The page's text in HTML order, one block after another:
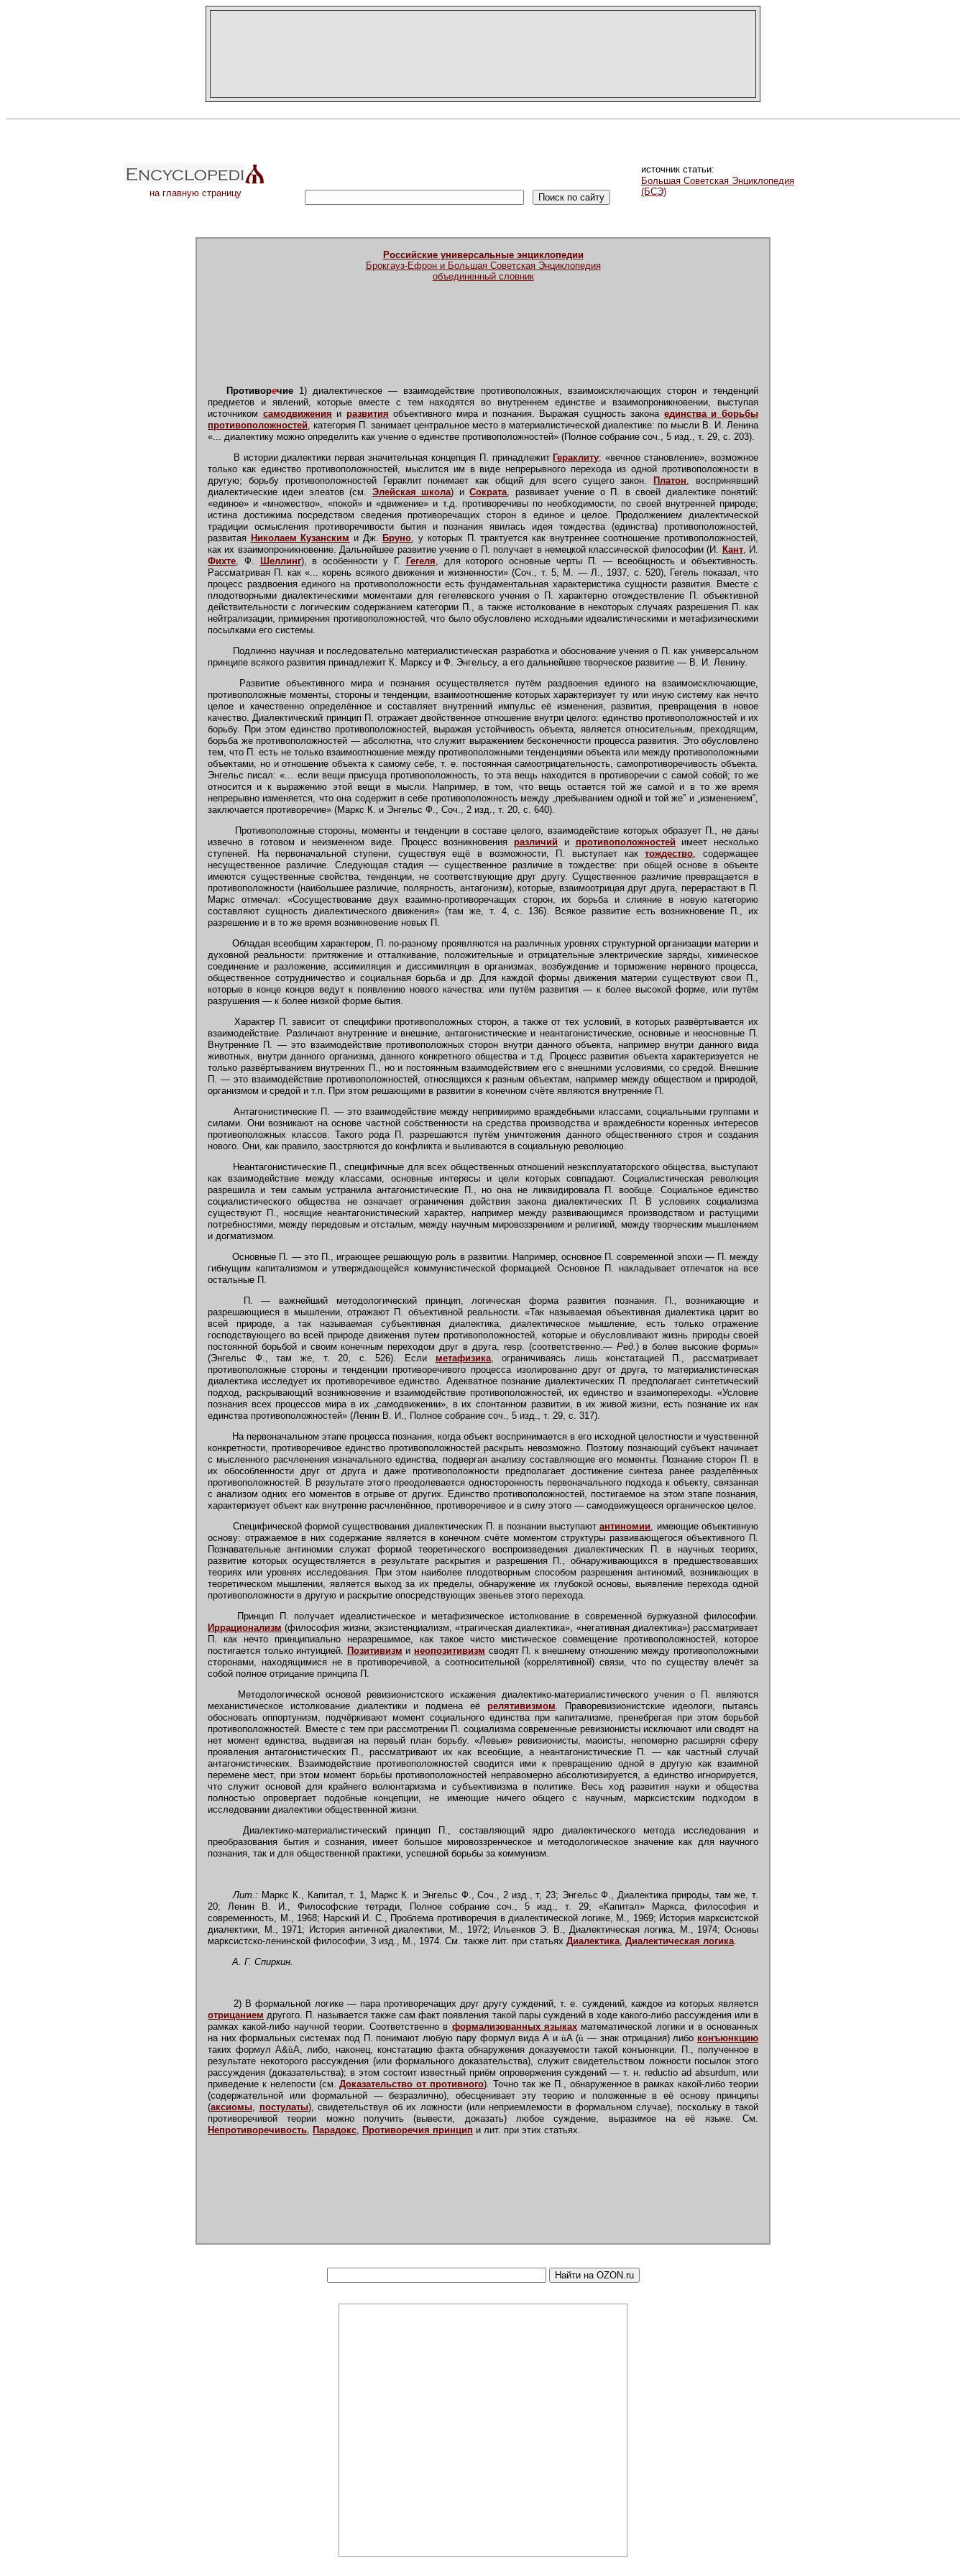
на главную страницу
источник статьи:
Большая Советская Энциклопедия
(БСЭ)
Российские универсальные энциклопедии
Брокгауз-Ефрон и Большая Советская Энциклопедия
объединенный словник
Противоречие 1) диалектическое — взаимодействие противоположных, взаимоисключающих сторон и тенденций
предметов и явлений, которые вместе с тем находятся во внутреннем единстве и взаимопроникновении, выступая
источником самодвижения и развития объективного мира и познания. Выражая сущность закона единства и борьбы
противоположностей, категория П. занимает центральное место в материалистической диалектике: по мысли В. И. Ленина
«... диалектику можно определить как учение о единстве противоположностей» (Полное собрание соч., 5 изд., т. 29, с. 203).
В истории диалектики первая значительная концепция П. принадлежит Гераклиту: «вечное становление», возможное
только как единство противоположностей, мыслится им в виде непрерывного перехода из одной противоположности в
другую; борьбу противоположностей Гераклит понимает как общий для всего сущего закон.
Платон, воспринявший
диалектические идеи элеатов (см. Элейская школа) иСократа, развивает учение о П. в своей диалектике понятий:
«единое» и «множество», «покой» и «движение» и т.д. противоречивы по необходимости, по своей внутренней природе;
истина достижима посредством сведения противоречащих сторон в единое и целое. Продолжением диалектической
традиции осмысления противоречивости бытия и познания явилась идея тождества (единства) противоположностей,
развитая Николаем Кузанским и Дж. Бруно, у которых П. трактуется как внутреннее соотношение противоположностей,
как их взаимопроникновение. Дальнейшее развитие учение о П. получает в немецкой классической философии (И. Кант, И.
Фихте, Ф. Шеллинг), в особенности у Г. Гегеля, для которого основные черты П. — всеобщность и объективность.
Рассматривая П. как «... корень всякого движения и жизненности» (Соч., т. 5, М. — Л., 1937, с. 520), Гегель показал, что
процесс раздвоения единого на противоположности есть фундаментальная характеристика сущности развития. Вместе с
плодотворными диалектическими моментами для гегелевского учения о П. характерно отождествление П. объективной
действительности с логическим содержанием категории П., а также истолкование в некоторых случаях разрешения П. как
нейтрализации, примирения противоположностей, что было обусловлено исходными идеалистическими и метафизическими
посылками его системы.
Подлинно научная и последовательно материалистическая разработка и обоснование учения о П. как универсальном
принципе всякого развития принадлежит К. Марксу и Ф. Энгельсу, а его дальнейшее творческое развитие — В. И. Ленину.
Развитие объективного мира и познания осуществляется путём раздвоения единого на взаимоисключающие,
противоположные моменты, стороны и тенденции, взаимоотношение которых характеризует ту или иную систему как нечто
целое и качественно определённое и составляет внутренний импульс её изменения, развития, превращения в новое
качество. Диалектический принцип П. отражает двойственное отношение внутри целого: единство противоположностей и их
борьбу. При этом единство противоположностей, выражая устойчивость объекта, является относительным, преходящим,
борьба же противоположностей — абсолютна, что служит выражением бесконечности процесса развития. Это обусловлено
тем, что П. есть не только взаимоотношение между противоположными тенденциями объекта или между противоположными
объектами, но и отношение объекта к самому себе, т. е. постоянная самоотрицательность, самопротиворечивость объекта.
Энгельс писал: «... если вещи присуща противоположность, то эта вещь находится в противоречии с самой собой; то же
относится и к выражению этой вещи в мысли. Например, в том, что вещь остается той же самой и в то же время
непрерывно изменяется, что она содержит в себе противоположность между „пребыванием одной и той же” и „изменением”,
заключается противоречие» (Маркс К. и Энгельс Ф., Соч., 2 изд., т. 20, с. 640).
Противоположные стороны, моменты и тенденции в составе целого, взаимодействие которых образует П., не даны
извечно в готовом и неизменном виде. Процесс возникновения различий и противоположностей имеет несколько
ступеней. На первоначальной ступени, существуя ещё в возможности, П. выступает кактождество, содержащее
несущественное различие. Следующая стадия — существенное различие в тождестве: при общей основе в объекте
имеются существенные свойства, тенденции, не соответствующие друг другу. Существенное различие превращается в
противоположности (наибольшее различие, полярность, антагонизм), которые, взаимоотрицая друг друга, перерастают в П.
Маркс отмечал: «Сосуществование двух взаимно-противоречащих сторон, их борьба и слияние в новую категорию
составляют сущность диалектического движения» (там же, т. 4, с. 136). Всякое развитие есть возникновение П., их
разрешение и в то же время возникновение новых П.
Обладая всеобщим характером, П. по-разному проявляются на различных уровнях структурной организации материи и
духовной реальности: притяжение и отталкивание, положительные и отрицательные электрические заряды, химическое
соединение и разложение, ассимиляция и диссимиляция в организмах, возбуждение и торможение нервного процесса,
общественное сотрудничество и социальная борьба и др. Для каждой формы движения материи существуют свои П.,
которые в конце концов ведут к появлению нового качества: или путём развития — к более высокой форме, или путём
разрушения — к более низкой форме бытия.
Характер П. зависит от специфики противоположных сторон, а также от тех условий, в которых развёртывается их
взаимодействие. Различают внутренние и внешние, антагонистические и неантагонистические, основные и неосновные П.
Внутренние П. — это взаимодействие противоположных сторон внутри данного объекта, например внутри данного вида
животных, внутри данного организма, данного конкретного общества и т.д. Процесс развития объекта характеризуется не
только развёртыванием внутренних П., но и постоянным взаимодействием его с внешними условиями, со средой. Внешние
П. — это взаимодействие противоположностей, относящихся к разным объектам, например между обществом и природой,
организмом и средой и т.п. При этом решающими в развитии в конечном счёте являются внутренние П.
Антагонистические П. — это взаимодействие между непримиримо враждебными классами, социальными группами и
силами. Они возникают на основе частной собственности на средства производства и враждебности коренных интересов
противоположных классов. Такого рода П. разрешаются путём уничтожения данного общественного строя и создания
нового. Они, как правило, заостряются до конфликта и выливаются в социальную революцию.
Неантагонистические П., специфичные для всех общественных отношений неэксплуататорского общества, выступают
как взаимодействие между классами, основные интересы и цели которых совпадают. Социалистическая революция
разрешила и тем самым устранила антагонистические П., но она не ликвидировала П. вообще. Социальное единство
социалистического общества не означает ограничения действия закона диалектических П. В условиях социализма
существуют П., носящие неантагонистический характер, например между развивающимся производством и растущими
потребностями, между передовым и отсталым, между научным мировоззрением и религией, между творческим мышлением
и догматизмом.
Основные П. — это П., играющее решающую роль в развитии. Например, основное П. современной эпохи — П. между
гибнущим капитализмом и утверждающейся коммунистической формацией. Основное П. накладывает отпечаток на все
остальные П.
П. — важнейший методологический принцип, логическая форма развития познания. П., возникающие и
разрешающиеся в мышлении, отражают П. объективной реальности. «Так называемая объективная диалектика царит во
всей природе, а так называемая субъективная диалектика, диалектическое мышление, есть только отражение
господствующего во всей природе движения путем противоположностей, которые и обусловливают жизнь природы своей
постоянной борьбой и своим конечным переходом друг в друга, resp. (соответственно.— Ред.) в более высокие формы»
(Энгельс Ф., там же, т. 20, с. 526). Если метафизика,
ограничиваясь лишь констатацией П., рассматривает
противоположные стороны и тенденции противоречивого процесса изолированно друг от друга, то материалистическая
диалектика исследует их противоречивое единство. Адекватное познание диалектических П. предполагает синтетический
подход, раскрывающий возникновение и взаимодействие противоположностей, их единство и взаимопереходы. «Условие
познания всех процессов мира в их „самодвижении», в их спонтанном развитии, в их живой жизни, есть познание их как
единства противоположностей» (Ленин В. И., Полное собрание соч., 5 изд., т. 29, с. 317).
На первоначальном этапе процесса познания, когда объект воспринимается в его исходной целостности и чувственной
конкретности, противоречивое единство противоположностей раскрыть невозможно. Поэтому познающий субъект начинает
с мысленного расчленения изначального единства, подвергая анализу составляющие его моменты. Познание сторон П. в
их обособленности друг от друга и даже противоположности предполагает достижение синтеза ранее разделённых
противоположностей. В результате этого преодолевается односторонность первоначального подхода к объекту, связанная
с анализом одних его моментов в отрыве от других. Единство противоположностей, постигаемое на этом этапе познания,
характеризует объект как внутренне расчленённое, противоречивое и в силу этого — самодвижущееся органическое целое.
Специфической формой существования диалектических П. в познании выступаютантиномии, имеющие объективную
основу: отражаемое в них содержание является в конечном счёте моментом структуры развивающегося объективного П.
Познавательные антиномии служат формой теоретического воспроизведения диалектических П. в научных теориях,
развитие которых осуществляется в результате раскрытия и разрешения П., обнаруживающихся в предшествовавших
теориях или уровнях исследования. При этом наиболее плодотворным способом разрешения антиномий, возникающих в
теоретическом мышлении, является выход за их пределы, обнаружение их глубокой основы, выявление перехода одной
противоположности в другую и раскрытие опосредствующих звеньев этого перехода.
Принцип П. получает идеалистическое и метафизическое истолкование в современной буржуазной философии.
Иррационализм (философия жизни, экзистенциализм, «трагическая диалектика», «негативная диалектика») рассматривает
П. как нечто принципиально неразрешимое, как такое чисто мистическое совмещение противоположностей, которое
постигается только интуицией. Позитивизм и неопозитивизм сводят П. к внешнему отношению между противоположными
сторонами, находящимися не в противоречивой, а соотносительной (коррелятивной) связи, что по существу влечёт за
собой полное отрицание принципа П.
Методологической основой ревизионистского искажения диалектико-материалистического учения о П. являются
механистическое истолкование диалектики и подмена её релятивизмом.
Праворевизионистские идеологи, пытаясь
обосновать оппортунизм, подчёркивают момент социального единства при капитализме, пренебрегая при этом борьбой
противоположностей. Вместе с тем при рассмотрении П. социализма современные ревизионисты исключают или сводят на
нет момент единства, выдвигая на первый план борьбу. «Левые» ревизионисты, маоисты, непомерно расширяя сферу
проявления антагонистических П., рассматривают их как всеобщие, а неантагонистические П. — как частный случай
антагонистических. Взаимодействие противоположностей сводится ими к превращению одной в другую как взаимной
перемене мест, при этом момент борьбы противоположностей неправомерно абсолютизируется, а единство игнорируется,
что служит основой для крайнего волюнтаризма и субъективизма в политике. Весь ход развития науки и общества
полностью опровергает подобные концепции, не имеющие ничего общего с научным, марксистским подходом в
исследовании диалектики общественной жизни.
Диалектико-материалистический принцип П., составляющий ядро диалектического метода исследования и
преобразования бытия и сознания, имеет большое мировоззренческое и методологическое значение как для научного
познания, так и для общественной практики, успешной борьбы за коммунизм.
Лит.: Маркс К., Капитал, т. 1, Маркс К. и Энгельс Ф., Соч., 2 изд., т, 23; Энгельс Ф., Диалектика природы, там же, т.
20; Ленин В. И., Философские тетради, Полное собрание соч., 5 изд., т. 29; «Капитал» Маркса, философия и
современность, М., 1968; Нарский И. С., Проблема противоречия в диалектической логике, М., 1969; История марксистской
диалектики, М., 1971; История античной диалектики, М., 1972; Ильенков Э. В., Диалектическая логика, М., 1974; Основы
марксистско-ленинской философии, 3 изд., М., 1974. См. также лит. при статьях Диалектика, Диалектическая логика.
А. Г. Спиркин.
2) В формальной логике — пара противоречащих друг другу суждений, т. е. суждений, каждое из которых является
отрицанием другого. П. называется также сам факт появления такой пары суждений в ходе какого-либо рассуждения или в
рамках какой-либо научной теории. Соответственно в формализованных языкахматематической логики и в основанных
на них формальных системах под П. понимают любую пару формул вида А и ùА (ù — знак отрицания) либо конъюнкцию
таких формул А&ùА, либо, наконец, констатацию факта обнаружения доказуемости такой конъюнкции. П., полученное в
результате некоторого рассуждения (или формального доказательства), служит свидетельством ложности посылок этого
рассуждения (доказательства); в этом состоит известный приём опровержения суждений — т. н. reductio ad absurdum, или
приведение к нелепости (см.Доказательство от противного). Точно так же П., обнаруженное в рамках какой-либо теории
(содержательной или формальной — безразлично), обесценивает эту теорию и положенные в её основу принципы
(аксиомы, постулаты), свидетельствуя об их ложности (или неприемлемости в формальном случае), поскольку в такой
противоречивой теории можно получить (вывести, доказать) любое суждение, выразимое на её языке. См.
Непротиворечивость, Парадокс, Противоречия принцип и лит. при этих статьях.